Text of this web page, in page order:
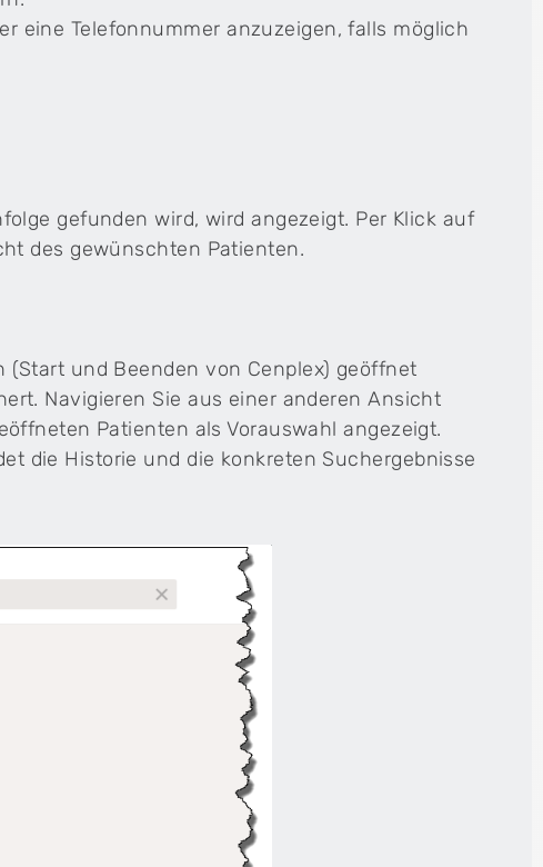
eine Telefonnummer anzuzeigen, falls möglich
gefunden wird, wird angezeigt. Per Klick auf
des gewünschten Patienten.
und Beenden von Cenplex) geöffnet
Navigieren Sie aus einer anderen Ansicht
Patienten als Vorauswahl angezeigt.
die Historie und die konkreten Suchergebnisse